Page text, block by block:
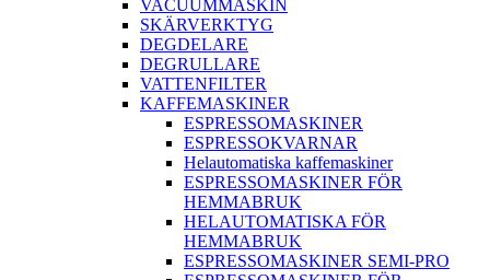
VACUUMMASKIN
SKÄRVERKTYG
DEGDELARE
DEGRULLARE
VATTENFILTER
KAFFEMASKINER
ESPRESSOMASKINER
ESPRESSOKVARNAR
Helautomatiska kaffemaskiner
ESPRESSOMASKINER FÖR
HEMMABRUK
HELAUTOMATISKA FÖR
HEMMABRUK
ESPRESSOMASKINER SEMI-PRO